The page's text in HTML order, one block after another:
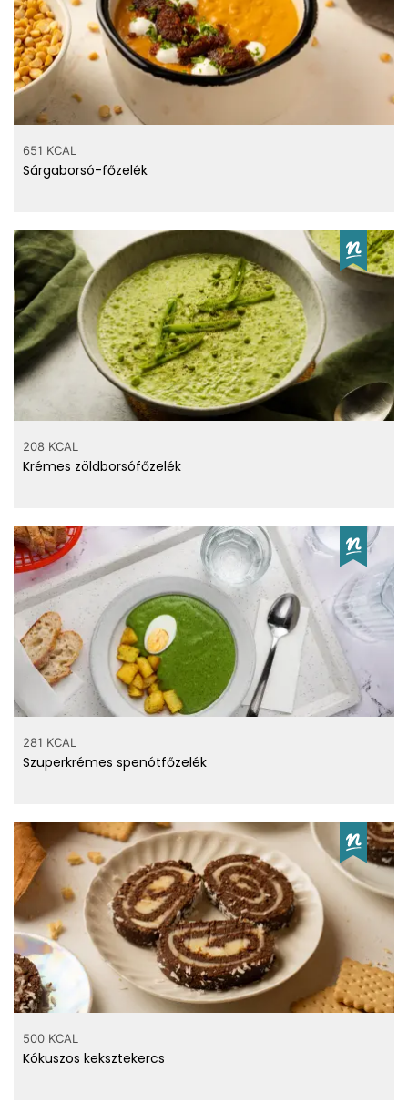
651 KCAL
Sárgaborsó-főzelék
208 KCAL
Krémes zöldborsófőzelék
281 KCAL
Szuperkrémes spenótfőzelék
500 KCAL
Kókuszos keksztekercs